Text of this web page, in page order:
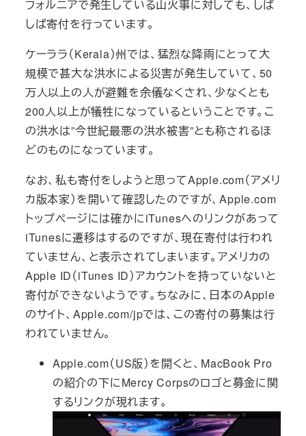
フォルニアで発生している山火事に対しても、しば
しば寄付を行っています。
ケーララ（Kerala）州では、猛烈な降雨にとって大
規模で甚大な洪水による災害が発生していて、50
万人以上の人が避難を余儀なくされ、少なくとも
200人以上が犠牲になっているということです。こ
の洪水は”今世紀最悪の洪水被害”とも称されるほ
どのものになっています。
なお、私も寄付をしようと思ってApple.com（アメリ
カ版本家）を開いて確認したのですが、Apple.com
トップページには確かにiTunesへのリンクがあって
iTunesに遷移はするのですが、現在寄付は行われ
ていません、と表示されてしまいます。アメリカの
Apple ID（iTunes ID）アカウントを持っていないと
寄付ができないようです。ちなみに、日本のApple
のサイト、Apple.com/jpでは、この寄付の募集は行
われていません。
Apple.com（US版）を開くと、MacBook Pro
の紹介の下にMercy Corpsのロゴと募金に関
するリンクが現れます。